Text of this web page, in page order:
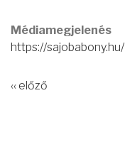
Médiamegjelenés
https://sajobabony.hu/
‹‹ előző